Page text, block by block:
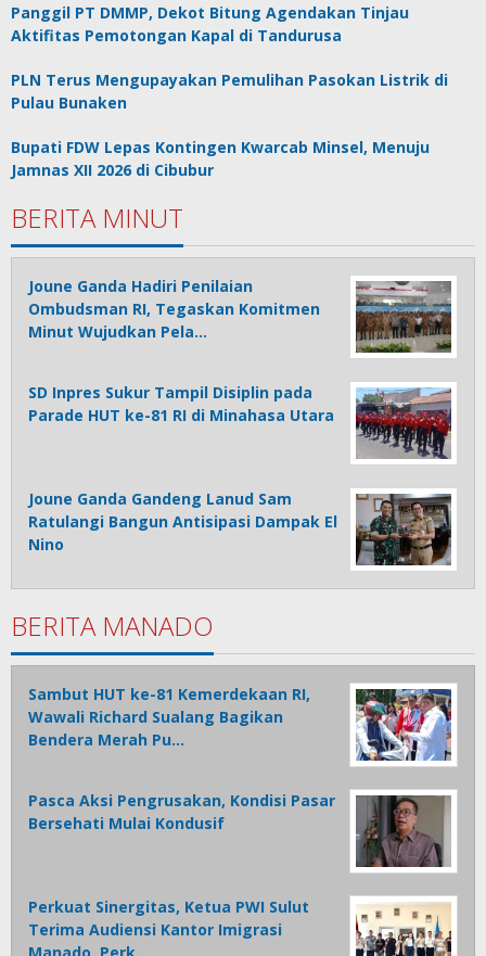
Panggil PT DMMP, Dekot Bitung Agendakan Tinjau
Aktifitas Pemotongan Kapal di Tandurusa
PLN Terus Mengupayakan Pemulihan Pasokan Listrik di
Pulau Bunaken
Bupati FDW Lepas Kontingen Kwarcab Minsel, Menuju
Jamnas XII 2026 di Cibubur
BERITA MINUT
Joune Ganda Hadiri Penilaian
Ombudsman RI, Tegaskan Komitmen
Minut Wujudkan Pela…
SD Inpres Sukur Tampil Disiplin pada
Parade HUT ke-81 RI di Minahasa Utara
Joune Ganda Gandeng Lanud Sam
Ratulangi Bangun Antisipasi Dampak El
Nino
BERITA MANADO
Sambut HUT ke-81 Kemerdekaan RI,
Wawali Richard Sualang Bagikan
Bendera Merah Pu…
Pasca Aksi Pengrusakan, Kondisi Pasar
Bersehati Mulai Kondusif
Perkuat Sinergitas, Ketua PWI Sulut
Terima Audiensi Kantor Imigrasi
Manado, Perk…